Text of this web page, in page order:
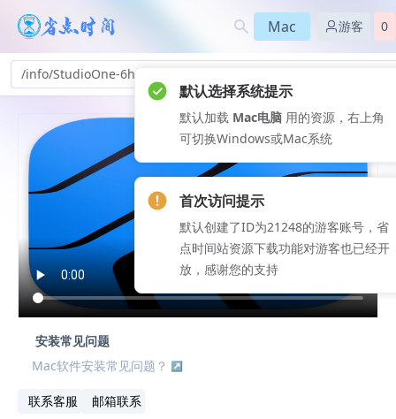
Mac 游客 0
/info/StudioOne-6h_213
安装常见问题
Mac软件安装常见问题？
联系客服 邮箱联系
首次访问提示
默认创建了ID为21248的游客账号，省
点时间站资源下载功能对游客也已经开
放，感谢您的支持